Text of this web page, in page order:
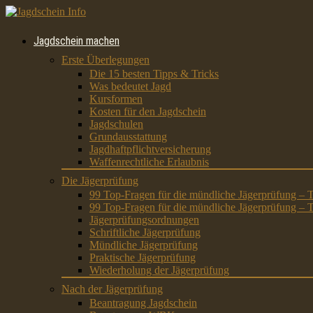
Jagdschein machen
Erste Überlegungen
Die 15 besten Tipps & Tricks
Was bedeutet Jagd
Kursformen
Kosten für den Jagdschein
Jagdschulen
Grundausstattung
Jagdhaftpflichtversicherung
Waffenrechtliche Erlaubnis
Die Jägerprüfung
99 Top-Fragen für die mündliche Jägerprüfung –
99 Top-Fragen für die mündliche Jägerprüfung –
Jägerprüfungsordnungen
Schriftliche Jägerprüfung
Mündliche Jägerprüfung
Praktische Jägerprüfung
Wiederholung der Jägerprüfung
Nach der Jägerprüfung
Beantragung Jagdschein